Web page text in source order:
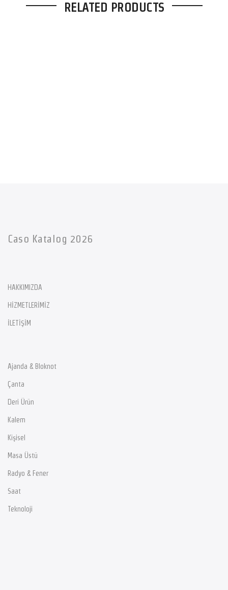
RELATED PRODUCTS
Caso Katalog 2026
HAKKIMIZDA
HİZMETLERİMİZ
İLETİŞİM
Ajanda & Bloknot
Çanta
Deri Ürün
Kalem
Kişisel
Masa Üstü
Radyo & Fener
Saat
Teknoloji